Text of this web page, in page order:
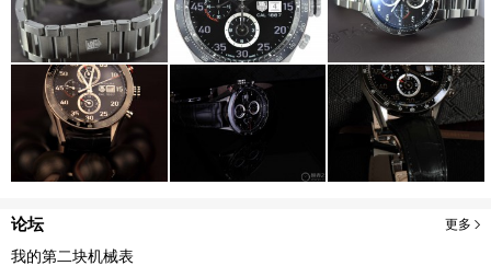
论坛 更多
我的第二块机械表